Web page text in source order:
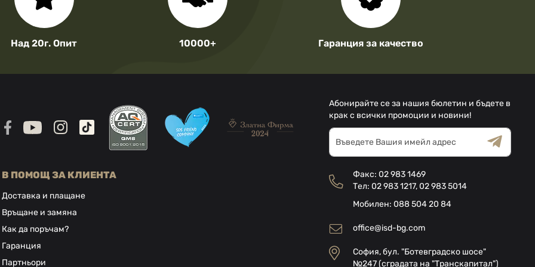
Над 20г. Опит 10000+ Гаранция за качество
Абонирайте се за нашия бюлетин и бъдете в
крак с всички промоции и новини!
Абонирай
се
за
е-
бюлетин:
Общи условия
Декларацията за
поверителност
В ПОМОЩ ЗА КЛИЕНТА
Доставка и плащане
Връщане и замяна
Как да поръчам?
Гаранция
Партньори
Факс:02 983 1469
Тел:02 983 1217,02 983 5014
Мобилен:088 504 20 84
office@isd-bg.com
София, бул. "Ботевградско шосе"
№247 (сградата на "Транскапитал")